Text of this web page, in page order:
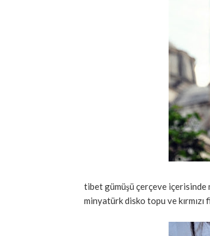
tibet gümüşü çerçeve içerisinde
minyatürk disko topu ve kırmızı